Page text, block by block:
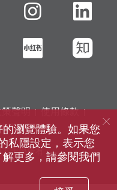
浪微博小紅書知
聲明
使用條款
媒 圖書館
大學所有
瀏覽體驗。如果您
私隱設定，表示您
更多，請參閱我們